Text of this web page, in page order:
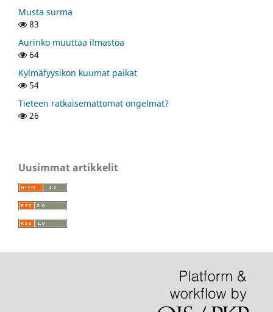
Musta surma
83
Aurinko muuttaa ilmastoa
64
Kylmäfyysikon kuumat paikat
54
Tieteen ratkaisemattomat ongelmat?
26
Uusimmat artikkelit